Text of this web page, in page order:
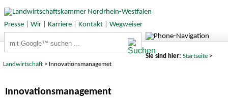
Presse| Wir| Karriere| Kontakt| Wegweiser
Sie sind hier: Startseite>
Landwirtschaft > Innovationsmanagemet
Innovationsmanagement